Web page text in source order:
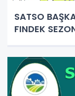
SATSO
FINDEK